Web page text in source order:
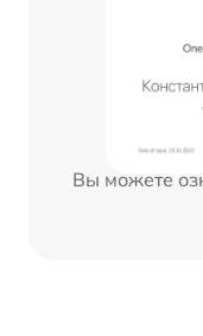
Вы можете